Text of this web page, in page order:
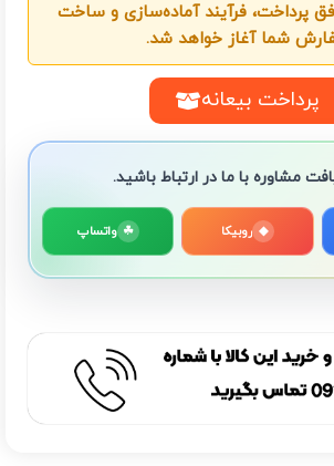
پرداخت، فرآیند آماده‌سازی و ساخت
شما آغاز خواهد شد.
پرداخت بیعانه
مشاوره با ما در ارتباط باشید.
◆ روبیکا ☘ واتساپ